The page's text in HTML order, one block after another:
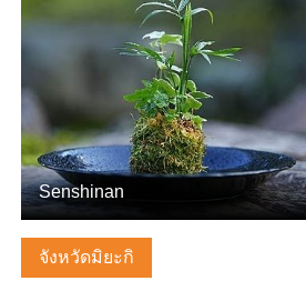
จังหวัดมิยะกิ
Senshinan